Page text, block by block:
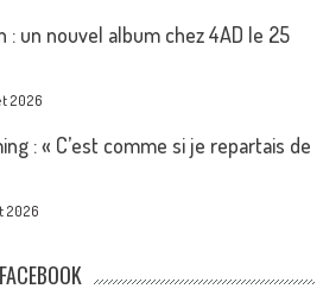
: un nouvel album chez 4AD le 25
2026
: « C’est comme si je repartais de
2026